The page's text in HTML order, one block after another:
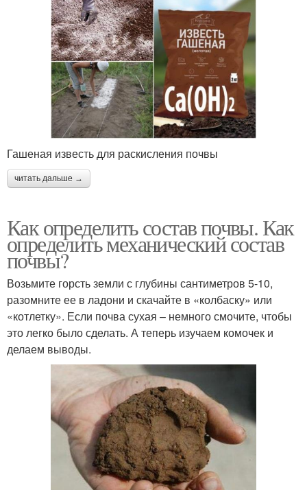
Гашеная известь для раскисления почвы
читать дальше →
Как определить состав почвы. Как
определить механический состав
почвы?
Возьмите горсть земли с глубины сантиметров 5-10,
разомните ее в ладони и скачайте в «колбаску» или
«котлетку». Если почва сухая – немного смочите, чтобы
это легко было сделать. А теперь изучаем комочек и
делаем выводы.